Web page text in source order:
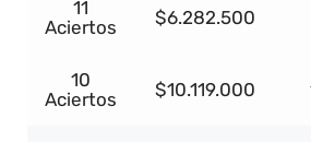
11
Aciertos
$6.282.500
10
Aciertos
$10.119.000